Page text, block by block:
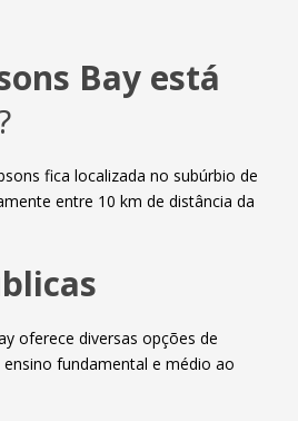
Bay está
fica localizada no subúrbio de
entre 10 km de distância da
oferece diversas opções de
fundamental e médio ao